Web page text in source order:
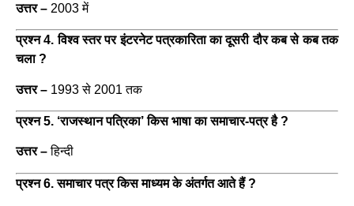
उत्तर – 2003 में
प्रश्न 4. विश्व स्तर पर इंटरनेट पत्रकारिता का दूसरी दौर कब से कब तक
चला ?
उत्तर – 1993 से 2001 तक
प्रश्न 5. ‘राजस्थान पत्रिका’ किस भाषा का समाचार-पत्र है ?
उत्तर –हिन्दी
प्रश्न 6. समाचार पत्र किस माध्यम के अंतर्गत आते हैं ?